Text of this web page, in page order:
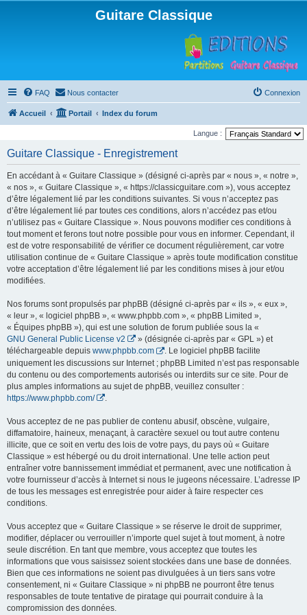
Guitare Classique
FAQ Nous contacter Connexion
Accueil Portail Index du forum
Langue :
Guitare Classique - Enregistrement
En accédant à « Guitare Classique » (désigné ci-après par « nous », « notre »,
« nos », « Guitare Classique », « https://classicguitare.com »), vous acceptez
d’être légalement lié par les conditions suivantes. Si vous n’acceptez pas
d’être légalement lié par toutes ces conditions, alors n’accédez pas et/ou
n’utilisez pas « Guitare Classique ». Nous pouvons modifier ces conditions à
tout moment et ferons tout notre possible pour vous en informer. Cependant, il
est de votre responsabilité de vérifier ce document régulièrement, car votre
utilisation continue de « Guitare Classique » après toute modification constitue
votre acceptation d’être légalement lié par les conditions mises à jour et/ou
modifiées.
Nos forums sont propulsés par phpBB (désigné ci-après par « ils », « eux »,
« leur », « logiciel phpBB », « www.phpbb.com », « phpBB Limited »,
« Équipes phpBB »), qui est une solution de forum publiée sous la «
GNU General Public License v2
» (désignée ci-après par « GPL ») et
téléchargeable depuis www.phpbb.com
. Le logiciel phpBB facilite
uniquement les discussions sur Internet ; phpBB Limited n’est pas responsable
du contenu ou des comportements autorisés ou interdits sur ce site. Pour de
plus amples informations au sujet de phpBB, veuillez consulter :
https://www.phpbb.com/
Vous acceptez de ne pas publier de contenu abusif, obscène, vulgaire,
diffamatoire, haineux, menaçant, à caractère sexuel ou tout autre contenu
illicite, que ce soit en vertu des lois de votre pays, du pays où « Guitare
Classique » est hébergé ou du droit international. Une telle action peut
entraîner votre bannissement immédiat et permanent, avec une notification à
votre fournisseur d’accès à Internet si nous le jugeons nécessaire. L’adresse IP
de tous les messages est enregistrée pour aider à faire respecter ces
conditions.
Vous acceptez que « Guitare Classique » se réserve le droit de supprimer,
modifier, déplacer ou verrouiller n’importe quel sujet à tout moment, à notre
seule discrétion. En tant que membre, vous acceptez que toutes les
informations que vous saisissez soient stockées dans une base de données.
Bien que ces informations ne soient pas divulguées à un tiers sans votre
consentement, ni « Guitare Classique » ni phpBB ne pourront être tenus
responsables de toute tentative de piratage qui pourrait conduire à la
compromission des données.